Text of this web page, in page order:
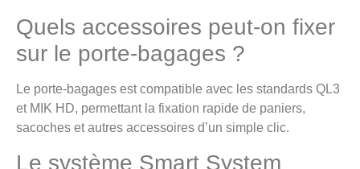
Quels accessoires peut-on fixer
sur le porte-bagages ?
Le porte-bagages est compatible avec les standards QL3
et MIK HD, permettant la fixation rapide de paniers,
sacoches et autres accessoires d’un simple clic.
Le système Smart System